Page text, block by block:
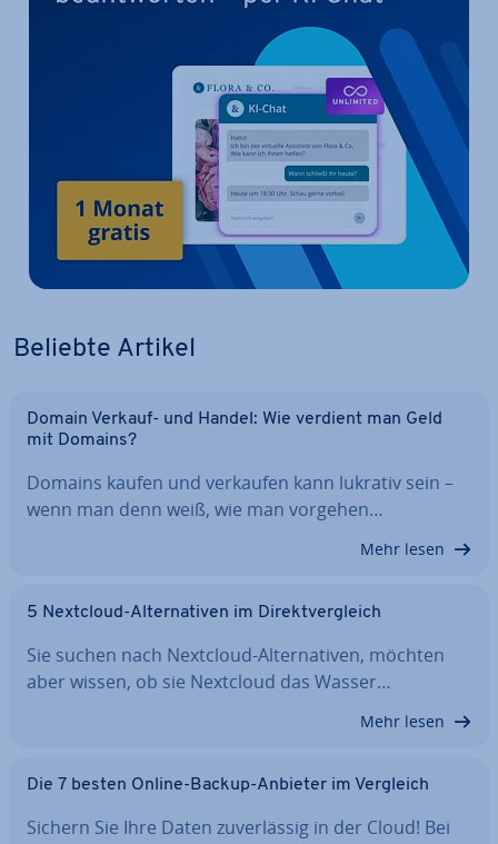
Beliebte Artikel
Domain Verkauf- und Handel: Wie verdient man Geld
mit Domains?
Domains kaufen und verkaufen kann lukrativ sein –
wenn man denn weiß, wie man vorgehen…
Mehr lesen
5 Nextcloud-Al­ter­na­ti­ven im Di­rekt­ver­gleich
Sie suchen nach Nextcloud-Al­ter­na­ti­ven, möchten
aber wissen, ob sie Nextcloud das Wasser…
Mehr lesen
Die 7 besten Online-Backup-Anbieter im Vergleich
Sichern Sie Ihre Daten zu­ver­läs­sig in der Cloud! Bei